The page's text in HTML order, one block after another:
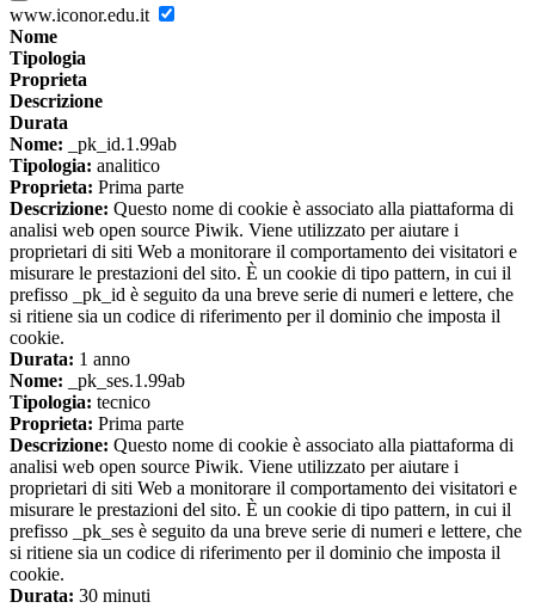
www.iconor.edu.it
Nome
Tipologia
Proprieta
Descrizione
Durata
Nome: _pk_id.1.99ab
Tipologia: analitico
Proprieta: Prima parte
Descrizione: Questo nome di cookie è associato alla piattaforma di
analisi web open source Piwik. Viene utilizzato per aiutare i
proprietari di siti Web a monitorare il comportamento dei visitatori e
misurare le prestazioni del sito. È un cookie di tipo pattern, in cui il
prefisso _pk_id è seguito da una breve serie di numeri e lettere, che
si ritiene sia un codice di riferimento per il dominio che imposta il
cookie.
Durata: 1 anno
Nome: _pk_ses.1.99ab
Tipologia: tecnico
Proprieta: Prima parte
Descrizione: Questo nome di cookie è associato alla piattaforma di
analisi web open source Piwik. Viene utilizzato per aiutare i
proprietari di siti Web a monitorare il comportamento dei visitatori e
misurare le prestazioni del sito. È un cookie di tipo pattern, in cui il
prefisso _pk_ses è seguito da una breve serie di numeri e lettere, che
si ritiene sia un codice di riferimento per il dominio che imposta il
cookie.
Durata: 30 minuti